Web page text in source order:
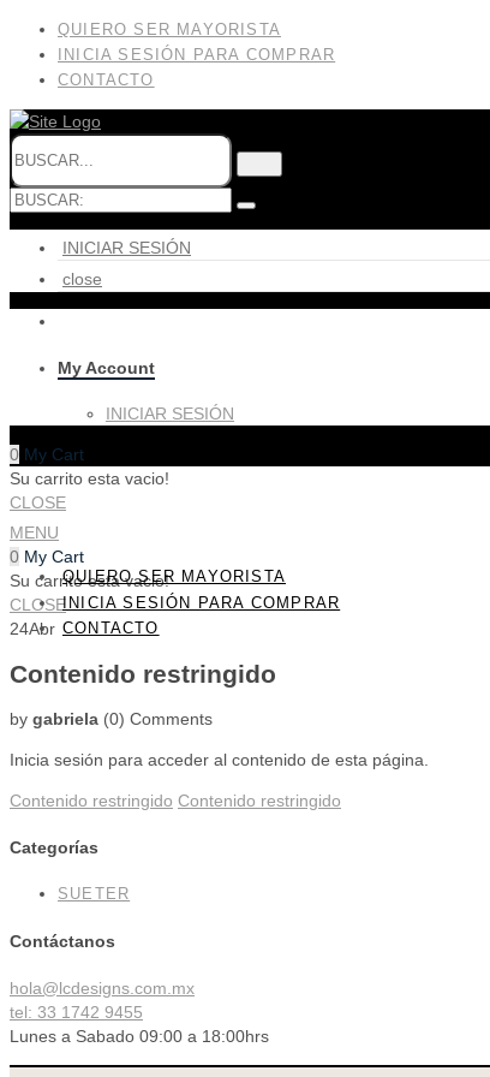
QUIERO SER MAYORISTA
INICIA SESIÓN PARA COMPRAR
CONTACTO
INICIAR SESIÓN
close
My Account
INICIAR SESIÓN
0 My Cart
Su carrito esta vacio!
CLOSE
MENU
QUIERO SER MAYORISTA
INICIA SESIÓN PARA COMPRAR
CONTACTO
0 My Cart
Su carrito esta vacio!
CLOSE
24Abr
Contenido restringido
by gabriela (0) Comments
Inicia sesión para acceder al contenido de esta página.
Contenido restringido Contenido restringido
Categorías
SUETER
Contáctanos
hola@lcdesigns.com.mx
tel: 33 1742 9455
Lunes a Sabado 09:00 a 18:00hrs